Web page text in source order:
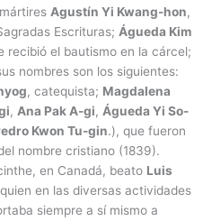
Agustín Yi Kwang-hon,
Escrituras; Águeda Kim
recibió el bautismo en la cárcel;
nombres son los siguientes:
, catequista; Magdalena
, Ana Pak A-gi, Águeda Yi So-
Kwon Tu-gin.), que fueron
nombre cristiano (1839).
en Canadá, beato Luis
en las diversas actividades
siempre a sí mismo a